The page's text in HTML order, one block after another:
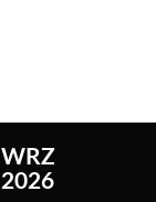
WRZ
2026